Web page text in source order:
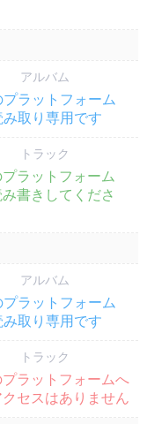
アルバム
プラットフォーム
み取り専用です
トラック
プラットフォーム
み書きしてくださ
アルバム
プラットフォーム
み取り専用です
トラック
プラットフォームへ
セスはありません